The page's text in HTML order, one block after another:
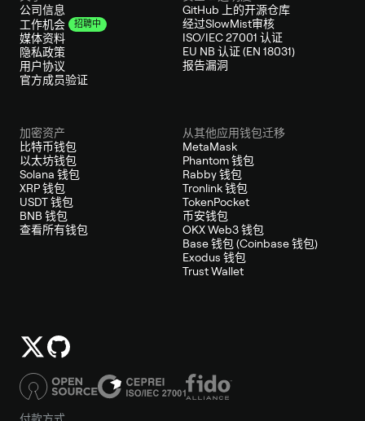
公司信息
工作机会
招聘中
媒体资料
隐私政策
用户协议
官方成员验证
GitHub 上的开源仓库
经过SlowMist审核
ISO/IEC 27001 认证
EU NB 认证 (EN 18031)
报告漏洞
加密资产
比特币钱包
以太坊钱包
Solana 钱包
XRP 钱包
USDT 钱包
BNB 钱包
查看所有钱包
从其他应用钱包迁移
MetaMask
Phantom 钱包
Rabby 钱包
Tronlink 钱包
TokenPocket
币安钱包
OKX Web3 钱包
Base 钱包 (Coinbase 钱包)
Exodus 钱包
Trust Wallet